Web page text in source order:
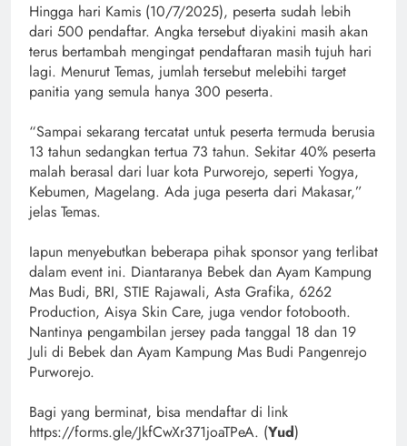
Hingga hari Kamis (10/7/2025), peserta sudah lebih
dari 500 pendaftar. Angka tersebut diyakini masih akan
terus bertambah mengingat pendaftaran masih tujuh hari
lagi. Menurut Temas, jumlah tersebut melebihi target
panitia yang semula hanya 300 peserta.
“Sampai sekarang tercatat untuk peserta termuda berusia
13 tahun sedangkan tertua 73 tahun. Sekitar 40% peserta
malah berasal dari luar kota Purworejo, seperti Yogya,
Kebumen, Magelang. Ada juga peserta dari Makasar,”
jelas Temas.
Iapun menyebutkan beberapa pihak sponsor yang terlibat
dalam event ini. Diantaranya Bebek dan Ayam Kampung
Mas Budi, BRI, STIE Rajawali, Asta Grafika, 6262
Production, Aisya Skin Care, juga vendor fotobooth.
Nantinya pengambilan jersey pada tanggal 18 dan 19
Juli di Bebek dan Ayam Kampung Mas Budi Pangenrejo
Purworejo.
Bagi yang berminat, bisa mendaftar di link
https://forms.gle/JkfCwXr371joaTPeA. (Yud)